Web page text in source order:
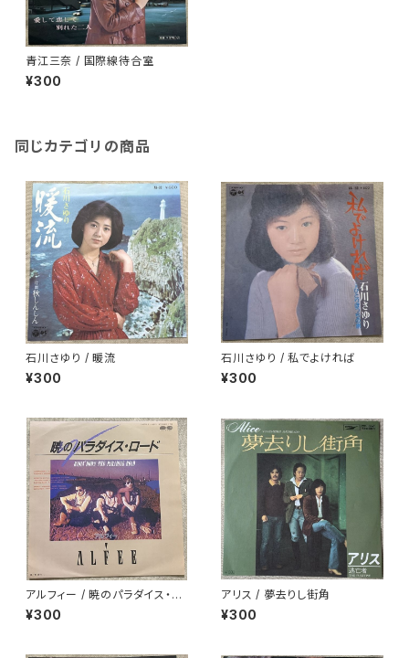
青江三奈 / 国際線待合室
¥300
同じカテゴリの商品
石川さゆり / 暖流
¥300
石川さゆり / 私でよければ
¥300
アルフィー / 暁のパラダイス・ロ
ード
¥300
アリス / 夢去りし街角
¥300